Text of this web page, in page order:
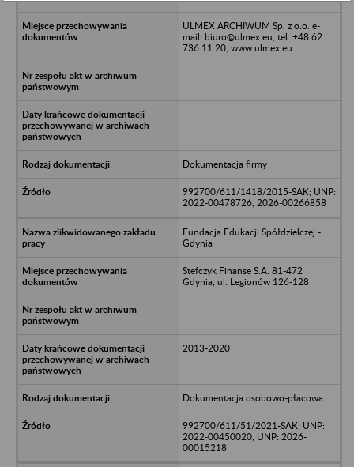
ULMEX ARCHIWUM Sp. z o.o. e-
mail: biuro@ulmex.eu, tel. +48 62
736 11 20, www.ulmex.eu
Dokumentacja firmy
992700/611/1418/2015-SAK; UNP:
2022-00478726, 2026-00266858
Fundacja Edukacji Spółdzielczej -
Gdynia
Stefczyk Finanse S.A. 81-472
Gdynia, ul. Legionów 126-128
2013-2020
Dokumentacja osobowo-płacowa
992700/611/51/2021-SAK; UNP:
2022-00450020, UNP: 2026-
00015218